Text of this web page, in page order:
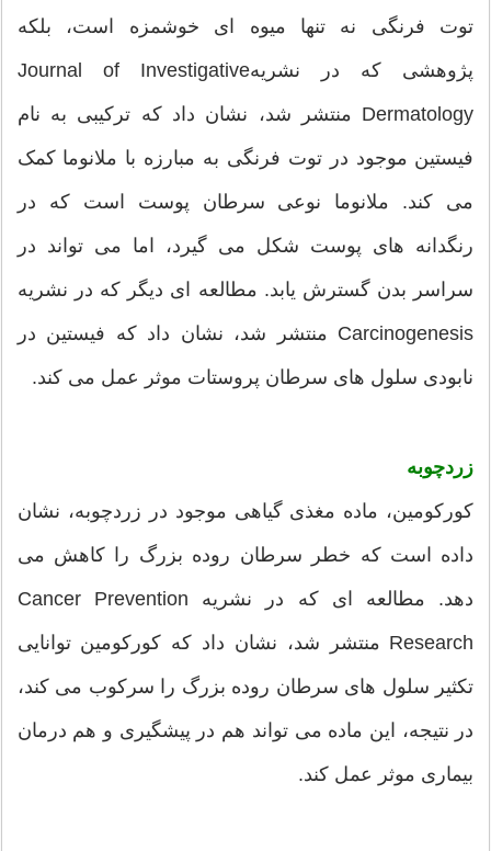
توت فرنگی نه تنها میوه ای خوشمزه است، بلکه
پژوهشی که در نشریهJournal of Investigative
Dermatology منتشر شد، نشان داد که ترکیبی به نام
فیستین موجود در توت فرنگی به مبارزه با ملانوما کمک
می کند. ملانوما نوعی سرطان پوست است که در
رنگدانه های پوست شکل می گیرد، اما می تواند در
سراسر بدن گسترش یابد. مطالعه ای دیگر که در نشریه
Carcinogenesis منتشر شد، نشان داد که فیستین در
نابودی سلول های سرطان پروستات موثر عمل می کند.
زردچوبه
کورکومین، ماده مغذی گیاهی موجود در زردچوبه، نشان
داده است که خطر سرطان روده بزرگ را کاهش می
دهد. مطالعه ای که در نشریه Cancer Prevention
Research منتشر شد، نشان داد که کورکومین توانایی
تکثیر سلول های سرطان روده بزرگ را سرکوب می کند،
در نتیجه، این ماده می تواند هم در پیشگیری و هم درمان
بیماری موثر عمل کند.